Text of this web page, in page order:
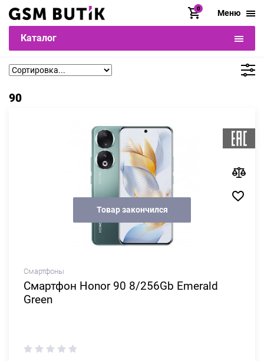
0 Меню
Каталог
90
Товар закончился
Смартфоны
Смартфон Honor 90 8/256Gb Emerald
Green